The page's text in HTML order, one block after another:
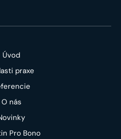
Úvod
praxe
O nás
Pro Bono